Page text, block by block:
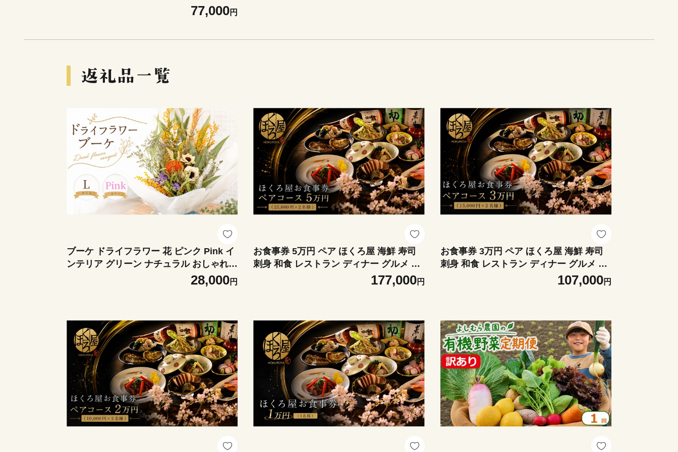
ピオーネ シャインマスカット みかん いち
ご デコポン さぬきひめ せとか 果物 6回
77,000円
ブーケ ドライフラワー 花 ピンク Pink イ
ンテリア グリーン ナチュラル おしゃれ
可愛い かわいい 花瓶 ハナ スワッグ 雑貨
日用品 リビング ギフト プレゼント 香川
28,000円
お食事券 5万円 ペア ほくろ屋 海鮮 寿司
刺身 和食 レストラン ディナー グルメ 個
室 瀬戸内 日本料理 コース チケット 記念
日 旅行 体験 ギフト 贈答 プレゼント 香川
177,000円
お食事券 3万円 ペア ほくろ屋 海鮮 寿司
刺身 和食 レストラン ディナー グルメ 個
室 瀬戸内 日本料理 コース チケット 記念
日 旅行 体験 ギフト 贈答 プレゼント 香川
107,000円